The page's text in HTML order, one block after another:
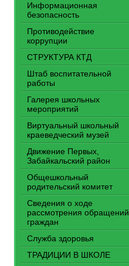
Информационная
безопасность
Противодействие
коррупции
СТРУКТУРА КТД
Штаб воспитательной
работы
Галерея школьных
мероприятий
Виртуальный школьный
краеведческий музей
Движение Первых,
Забайкальский район
Общешкольный
родительский комитет
Сведения о ходе
рассмотрения обращений
граждан
Служба здоровья
ТРАДИЦИИ В ШКОЛЕ